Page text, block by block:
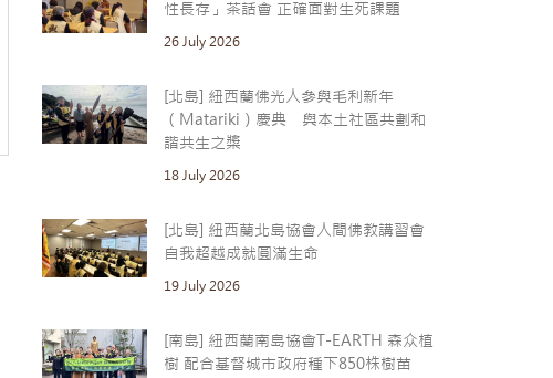
性長存」茶話會 正確面對生死課題
26 July 2026
[北島] 紐西蘭佛光人參與毛利新年
（Matariki）慶典 與本土社區共劃和
諧共生之槳
18 July 2026
[北島] 紐西蘭北島協會人間佛教講習會
自我超越成就圓滿生命
19 July 2026
[南島] 紐西蘭南島協會T-EARTH 森众植
樹 配合基督城市政府種下850株樹苗